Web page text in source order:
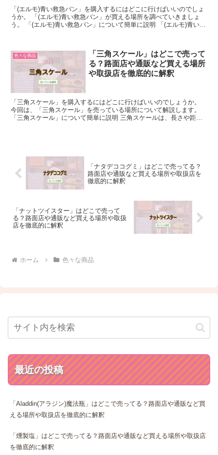
「(エルモ)青い救急バン」を購入するにはどこに行けばいいのでしょ
うか。 「(エルモ)青い救急バン」が買える場所を調べていきましょ
う。 「(エルモ)青い救急バン」について簡単に説明 「(エルモ)青い救
色々な商品
「三角スケール」はどこで売って
る？路面店や通販など買える場所
や取扱店を徹底的に解釈
「三角スケール」を購入するにはどこに行けばいいのでしょうか。
今回は、「三角スケール」を売っている場所について解説します。
「三角スケール」について簡単に説明 三角スケールは、長さや距離
「ナタデココグミ」はどこで売ってる？
路面店や通販など買える場所や取扱店を
徹底的に解釈
「ナットツイスター」はどこで売って
る？路面店や通販など買える場所や取扱
店を徹底的に解釈
ホーム 色々な商品
最近の投稿
「Aladdin(アラジン)魔法瓶」はどこで売ってる？路面店や通販など買
える場所や取扱店を徹底的に解釈
「燻製塩」はどこで売ってる？路面店や通販など買える場所や取扱店
を徹底的に解釈